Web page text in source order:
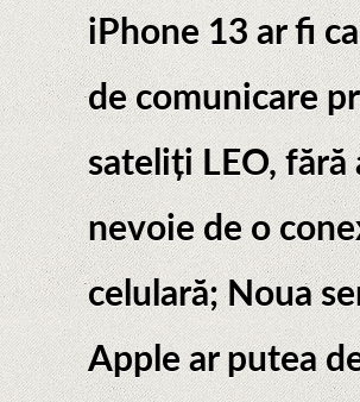
iPhone 13 ar fi
de comunicare
sateliți LEO, fără
nevoie de o
celulară; Noua
Apple ar putea